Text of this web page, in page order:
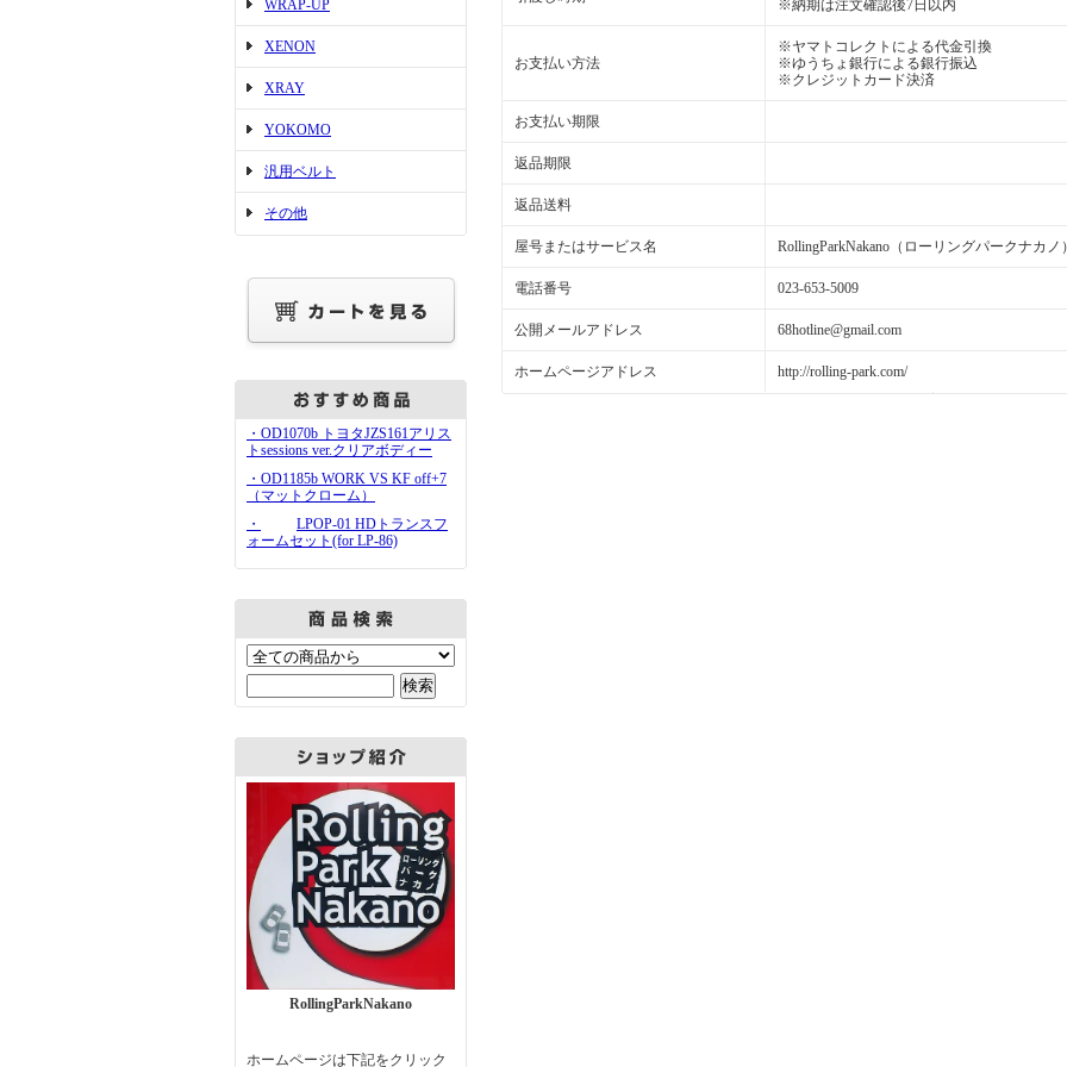
WRAP-UP
XENON
XRAY
YOKOMO
汎用ベルト
その他
・OD1070b トヨタJZS161アリス
トsessions ver.クリアボディー
・OD1185b WORK VS KF off+7
（マットクローム）
・
LPOP-01 HDトランスフ
ォームセット(for LP-86)
RollingParkNakano
ホームページは下記をクリック
※納期は注文確認後7日以内
お支払い方法
※ヤマトコレクトによる代金引換
※ゆうちょ銀行による銀行振込
※クレジットカード決済
お支払い期限
返品期限
返品送料
屋号またはサービス名 RollingParkNakano（ローリングパークナカノ
電話番号 023-653-5009
公開メールアドレス 68hotline@gmail.com
ホームページアドレス http://rolling-park.com/